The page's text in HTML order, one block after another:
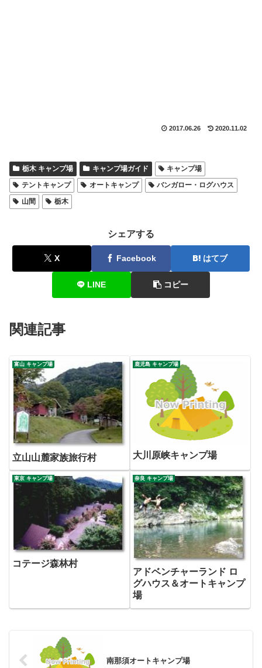
2017.06.26 2020.11.02
栃木 キャンプ場 キャンプ場ガイド
キャンプ場
テントキャンプ
オートキャンプ
バンガロー・ログハウス
山間
栃木
シェアする
X Facebook はてブ
LINE コピー
関連記事
富山 キャンプ場
立山山麓家族旅行村
鹿児島 キャンプ場
大川原峡キャンプ場
東京 キャンプ場
コテージ森林村
奈良 キャンプ場
アドベンチャーランド ロ
グハウス＆オートキャンプ
場
南那須オートキャンプ場